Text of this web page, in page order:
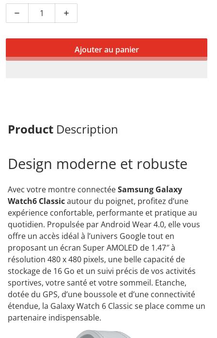
Diminuer la quantité pour Samsung Galaxy Watch6
Augmenter la quantité pour Samsung
Ajouter au panier
Product Description
Design moderne et robuste
Avec votre montre connectéeSamsung Galaxy
Watch6 Classicautour du poignet, profitez d’une
expérience confortable, performante et pratique au
quotidien. Propulsée par Android Wear 4.0, elle vous
offre un accès idéal à l’univers Google tout en
proposant un écran Super AMOLED de 1.47″ à
résolution 480 x 480 pixels, une belle capacité de
stockage de 16 Go et un suivi précis de vos activités
sportives, votre santé et votre sommeil. Etanche,
dotée du GPS, d’une boussole et d’une connectivité
étendue, la Galaxy Watch 6 Classic se place comme un
partenaire indispensable.